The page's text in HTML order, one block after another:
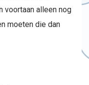
voortaan alleen nog
moeten die dan